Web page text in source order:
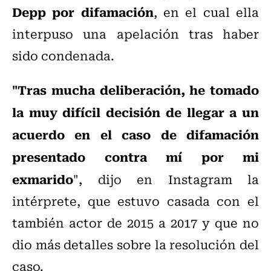
Depp por difamación, en el cual ella
interpuso una apelación tras haber
sido condenada.
"Tras mucha deliberación, he tomado
la muy difícil decisión de llegar a un
acuerdo en el caso de difamación
presentado contra mí por mi
exmarido", dijo en Instagram la
intérprete, que estuvo casada con el
también actor de 2015 a 2017 y que no
dio más detalles sobre la resolución del
caso.